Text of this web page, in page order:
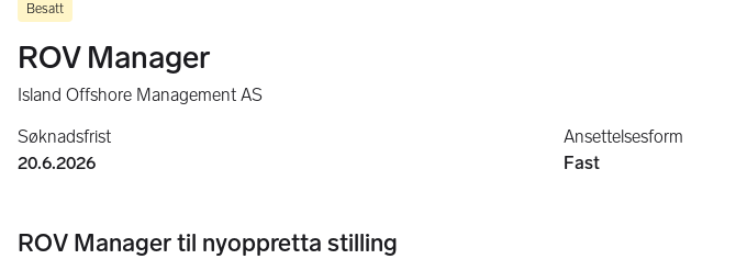
Besatt
ROV Manager
Island Offshore Management AS
Søknadsfrist
20.6.2026
Ansettelsesform
Fast
ROV Manager til nyoppretta stilling